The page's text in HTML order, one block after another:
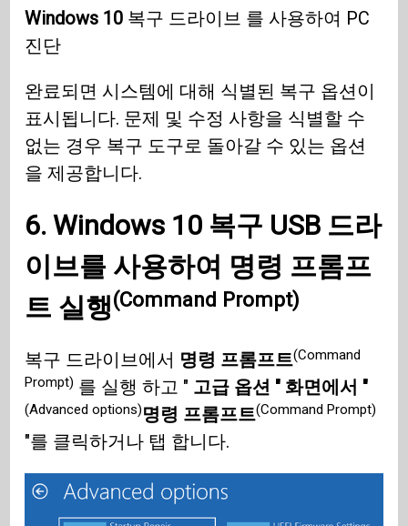
Windows 10 복구 드라이브 를 사용하여 PC
진단
완료되면 시스템에 대해 식별된 복구 옵션이
표시됩니다. 문제 및 수정 사항을 식별할 수
없는 경우 복구 도구로 돌아갈 수 있는 옵션
을 제공합니다.
6.Windows 10 복구 USB 드라
이브를 사용하여 명령 프롬프
트 실행(Command Prompt)
복구 드라이브에서 명령 프롬프트(Command
Prompt) 를 실행 하고 " 고급 옵션 " 화면에서 "
(Advanced options)명령 프롬프트(Command Prompt)
"를 클릭하거나 탭 합니다.